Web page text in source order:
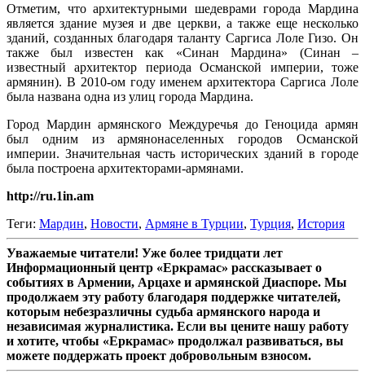
Отметим, что архитектурными шедеврами города Мардина
является здание музея и две церкви, а также еще несколько
зданий, созданных благодаря таланту Саргиса Лоле Гизо. Он
также был известен как «Синан Мардина» (Синан –
известный архитектор периода Османской империи, тоже
армянин). В 2010-ом году именем архитектора Саргиса Лоле
была названа одна из улиц города Мардина.
Город Мардин армянского Междуречья до Геноцида армян
был одним из армянонаселенных городов Османской
империи. Значительная часть исторических зданий в городе
была построена архитекторами-армянами.
http://ru.1in.am
Теги: Мардин, Новости, Армяне в Турции, Турция, История
Уважаемые читатели! Уже более тридцати лет
Информационный центр «Еркрамас» рассказывает о
событиях в Армении, Арцахе и армянской Диаспоре. Мы
продолжаем эту работу благодаря поддержке читателей,
которым небезразличны судьба армянского народа и
независимая журналистика. Если вы цените нашу работу
и хотите, чтобы «Еркрамас» продолжал развиваться, вы
можете поддержать проект добровольным взносом.